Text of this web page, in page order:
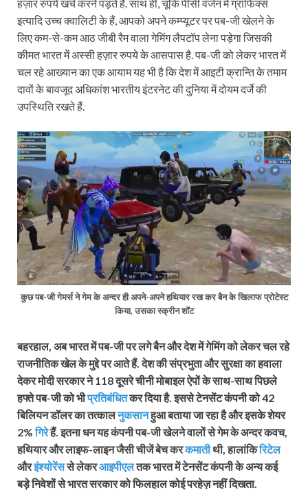
हज़ार रुपये खर्च करने पड़ते हैं. साथ ही, चूंकि पीसी वर्जन में ग्राफिक्स
इत्यादि उच्च क्वालिटी के हैं, आपको अपने कम्प्यूटर पर पब-जी खेलने के
लिए कम-से-कम आठ जीबी रैम वाला गेमिंग लैपटॉप लेना पड़ेगा जिसकी
कीमत भारत में अस्सी हज़ार रुपये के आसपास है. पब-जी को लेकर भारत में
चल रहे आख्यान का एक आयाम यह भी है कि देश में आइटी क्रान्ति के तमाम
दावों के बावजूद अधिकांश भारतीय इंटरनेट की दुनिया में दोयम दर्जे की
उपस्थिति रखते हैं.
कुछ पब-जी गेमर्स ने गेम के अन्दर ही अपने-अपने हथियार रख कर बैन के खिलाफ प्रोटेस्ट
किया, उसका स्क्रीन शॉट
बहरहाल, अब भारत में पब-जी पर लगे बैन और देश में गेमिंग को लेकर चल रहे
राजनीतिक खेल के मुद्दे पर आते हैं. देश की संप्रभुता और सुरक्षा का हवाला
देकर मोदी सरकार ने 118 दूसरे चीनी मोबाइल ऐपों के साथ-साथ पिछले
हफ्ते पब-जी को भीप्रतिबंधितकर दिया है. इससे टेनसेंट कंपनी को 42
बिलियन डॉलर का तत्कालनुकसानहुआ बताया जा रहा है और इसके शेयर
2%गिरेहैं. इतना धन यह कंपनी पब-जी खेलने वालों से गेम के अन्दर कवच,
हथियार और लाइफ-लाइन जैसी चीजें बेच करकमातीथी, हालांकिरिटेल
औरइंश्योरेंससे लेकरआइपीएलतक भारत में टेनसेंट कंपनी के अन्य कई
बड़े निवेशों से भारत सरकार को फिलहाल कोई परहेज़ नहीं दिखता.